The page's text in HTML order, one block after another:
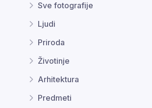
Sve fotografije
Ljudi
Priroda
Životinje
Arhitektura
Predmeti